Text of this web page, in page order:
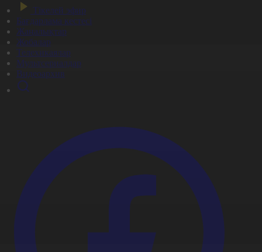
Тікелей эфир
Бағдарлама кестесі
Жаңалықтар
Жобалар
Телехикаялар
Мультсериалдар
Видеоархив